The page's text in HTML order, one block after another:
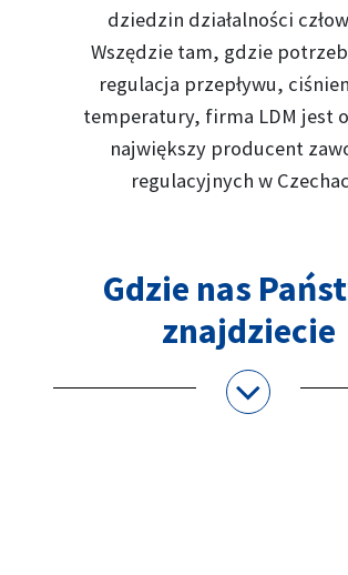
dziedzin działalności
Wszędzie tam, gdzie
regulacja przepływu,
temperatury, firma LDM jest
największy producent
regulacyjnych w
Gdzie nas
znajdziecie